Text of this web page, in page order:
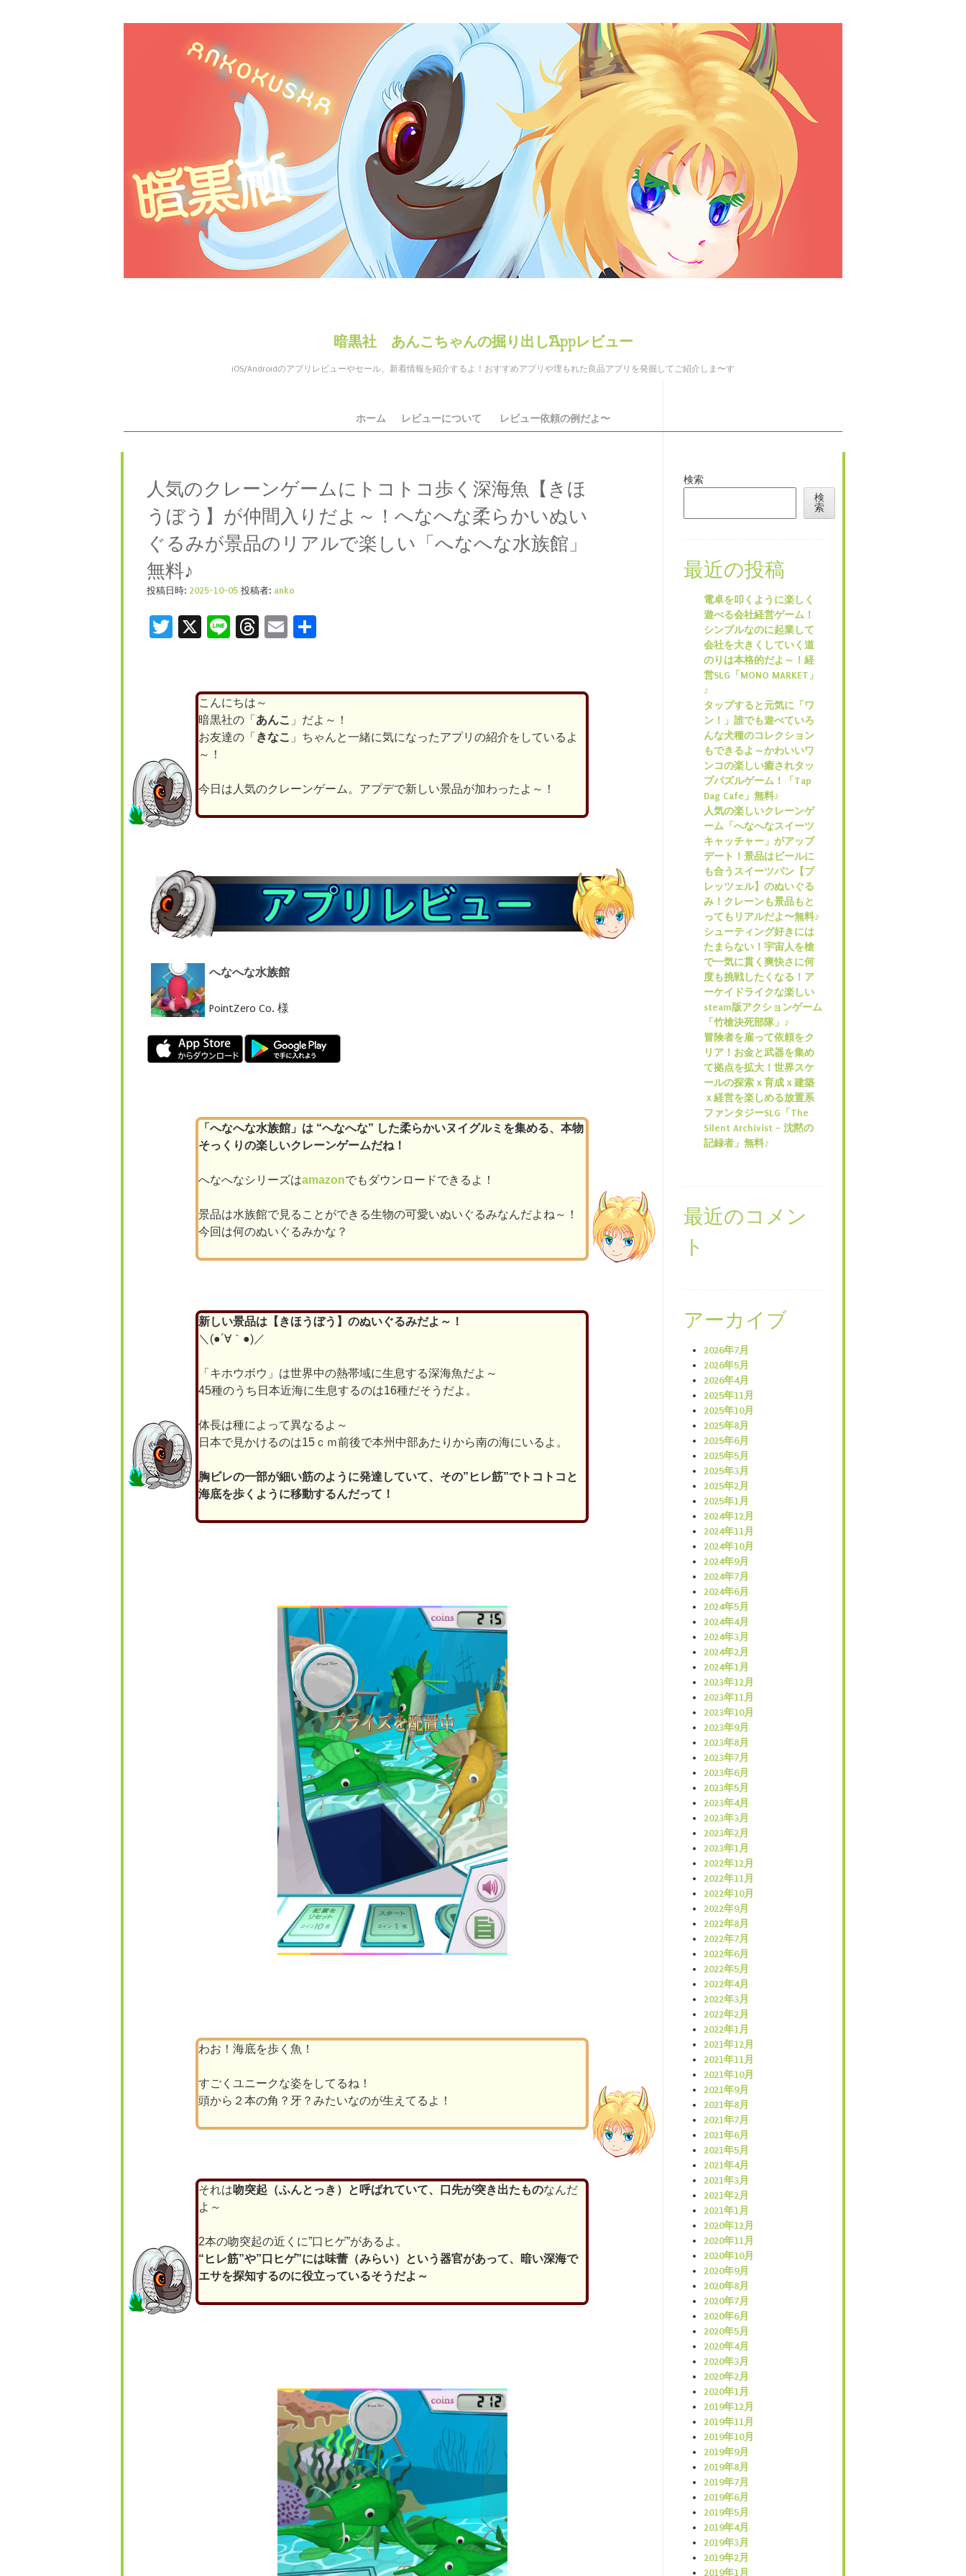
暗黒社 あんこちゃんの掘り出しAppレビュー
iOS/Androidのアプリレビューやセール、新着情報を紹介するよ！おすすめアプリや埋もれた良品アプリを発掘してご紹介しま〜す
メニュー ホーム レビューについて レビュー依頼の例だよ〜
人気のクレーンゲームにトコトコ歩く深海魚【きほ
うぼう】が仲間入りだよ～！へなへな柔らかいぬい
ぐるみが景品のリアルで楽しい「へなへな水族館」
無料♪
投稿日時: 2025-10-05 投稿者: anko
Twitter
X LineThreads
Email
こんにちは～
暗黒社の「 あんこ 」だよ～！
お友達の「 きなこ 」ちゃんと一緒に気になったアプリの紹介をしているよ
～！
今日は人気のクレーンゲーム。アプデで新しい景品が加わったよ～！
へなへな水族館
PointZero Co. 様
「へなへな水族館」は “へなへな” した柔らかいヌイグルミを集める、本物
そっくりの楽しいクレーンゲームだね！
へなへなシリーズはamazonでもダウンロードできるよ！
景品は水族館で見ることができる生物の可愛いぬいぐるみなんだよね～！
今回は何のぬいぐるみかな？
新しい景品は【きほうぼう】のぬいぐるみだよ～！
＼(●´∀｀●)／
「キホウボウ」は世界中の熱帯域に生息する深海魚だよ～
45種のうち日本近海に生息するのは16種だそうだよ。
体長は種によって異なるよ～
日本で見かけるのは15ｃｍ前後で本州中部あたりから南の海にいるよ。
胸ビレの一部が細い筋のように発達していて、その”ヒレ筋”でトコトコと
海底を歩くように移動するんだって！
わお！海底を歩く魚！
すごくユニークな姿をしてるね！
頭から２本の角？牙？みたいなのが生えてるよ！
それは吻突起（ふんとっき）と呼ばれていて、口先が突き出たものなんだ
よ～
2本の吻突起の近くに”口ヒゲ”があるよ。
“ヒレ筋”や”口ヒゲ”には味蕾（みらい）という器官があって、暗い深海で
エサを探知するのに役立っているそうだよ～
検索
検
索
最近の投稿
電卓を叩くように楽しく
遊べる会社経営ゲーム！
シンプルなのに起業して
会社を大きくしていく道
のりは本格的だよ～！経
営SLG「MONO MARKET」
♪
タップすると元気に「ワ
ン！」誰でも遊べていろ
んな犬種のコレクション
もできるよ～かわいいワ
ンコの楽しい癒されタッ
プパズルゲーム！「Tap
Dag Cafe」無料♪
人気の楽しいクレーンゲ
ーム「へなへなスイーツ
キャッチャー」がアップ
デート！景品はビールに
も合うスイーツパン【プ
レッツェル】のぬいぐる
み！クレーンも景品もと
ってもリアルだよ〜無料♪
シューティング好きには
たまらない！宇宙人を槍
で一気に貫く爽快さに何
度も挑戦したくなる！ア
ーケイドライクな楽しい
steam版アクションゲーム
「竹槍決死部隊」♪
冒険者を雇って依頼をク
リア！お金と武器を集め
て拠点を拡大！世界スケ
ールの探索ｘ育成ｘ建築
ｘ経営を楽しめる放置系
ファンタジーSLG「The
Silent Archivist – 沈黙の
記録者」無料♪
最近のコメン
ト
アーカイブ
2026年7月
2026年5月
2026年4月
2025年11月
2025年10月
2025年8月
2025年6月
2025年5月
2025年3月
2025年2月
2025年1月
2024年12月
2024年11月
2024年10月
2024年9月
2024年7月
2024年6月
2024年5月
2024年4月
2024年3月
2024年2月
2024年1月
2023年12月
2023年11月
2023年10月
2023年9月
2023年8月
2023年7月
2023年6月
2023年5月
2023年4月
2023年3月
2023年2月
2023年1月
2022年12月
2022年11月
2022年10月
2022年9月
2022年8月
2022年7月
2022年6月
2022年5月
2022年4月
2022年3月
2022年2月
2022年1月
2021年12月
2021年11月
2021年10月
2021年9月
2021年8月
2021年7月
2021年6月
2021年5月
2021年4月
2021年3月
2021年2月
2021年1月
2020年12月
2020年11月
2020年10月
2020年9月
2020年8月
2020年7月
2020年6月
2020年5月
2020年4月
2020年3月
2020年2月
2020年1月
2019年12月
2019年11月
2019年10月
2019年9月
2019年8月
2019年7月
2019年6月
2019年5月
2019年4月
2019年3月
2019年2月
2019年1月